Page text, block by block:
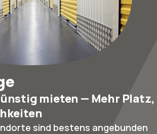
mieten — Mehr Platz,
sind bestens angebunden